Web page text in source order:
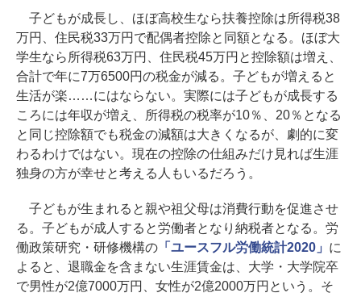
子どもが成長し、ほぼ高校生なら扶養控除は所得税38
万円、住民税33万円で配偶者控除と同額となる。ほぼ大
学生なら所得税63万円、住民税45万円と控除額は増え、
合計で年に7万6500円の税金が減る。子どもが増えると
生活が楽……にはならない。実際には子どもが成長する
ころには年収が増え、所得税の税率が10％、20％となる
と同じ控除額でも税金の減額は大きくなるが、劇的に変
わるわけではない。現在の控除の仕組みだけ見れば生涯
独身の方が幸せと考える人もいるだろう。
子どもが生まれると親や祖父母は消費行動を促進させ
る。子どもが成人すると労働者となり納税者となる。労
働政策研究・研修機構の「ユースフル労働統計2020」 に
よると、退職金を含まない生涯賃金は、大学・大学院卒
で男性が2億7000万円、女性が2億2000万円という。そ